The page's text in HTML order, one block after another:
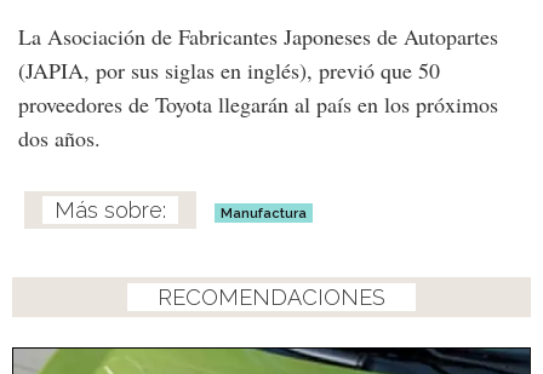
La Asociación de Fabricantes Japoneses de Autopartes
(JAPIA, por sus siglas en inglés), previó que 50
proveedores de Toyota llegarán al país en los próximos
dos años.
Manufactura
RECOMENDACIONES